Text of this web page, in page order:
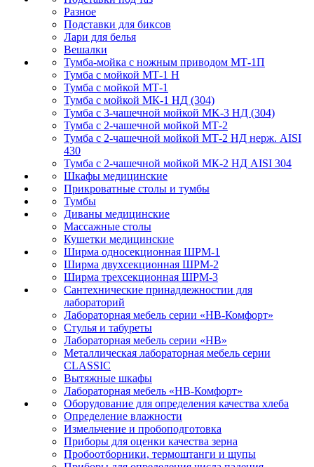
Разное
Подставки для биксов
Лари для белья
Вешалки
Тумба-мойка с ножным приводом МТ-1П
Тумба с мойкой МТ-1 Н
Тумба с мойкой МТ-1
Тумба с мойкой МК-1 НД (304)
Тумба с 3-чашечной мойкой МK-3 НД (304)
Тумба с 2-чашечной мойкой МТ-2
Тумба с 2-чашечной мойкой МТ-2 НД нерж. AISI
430
Тумба с 2-чашечной мойкой МК-2 НД AISI 304
Шкафы медицинские
Прикроватные столы и тумбы
Тумбы
Диваны медицинские
Массажные столы
Кушетки медицинские
Ширма односекционная ШРМ-1
Ширма двухсекционная ШРМ-2
Ширма трехсекционная ШРМ-3
Сантехнические принадлежностии для
лабораторий
Лабораторная мебель серии «НВ-Комфорт»
Стулья и табуреты
Лабораторная мебель серии «НВ»
Металлическая лабораторная мебель серии
CLASSIC
Вытяжные шкафы
Лабораторная мебель «НВ-Комфорт»
Оборудование для определения качества хлеба
Определение влажности
Измельчение и пробоподготовка
Приборы для оценки качества зерна
Пробоотборники, термоштанги и щупы